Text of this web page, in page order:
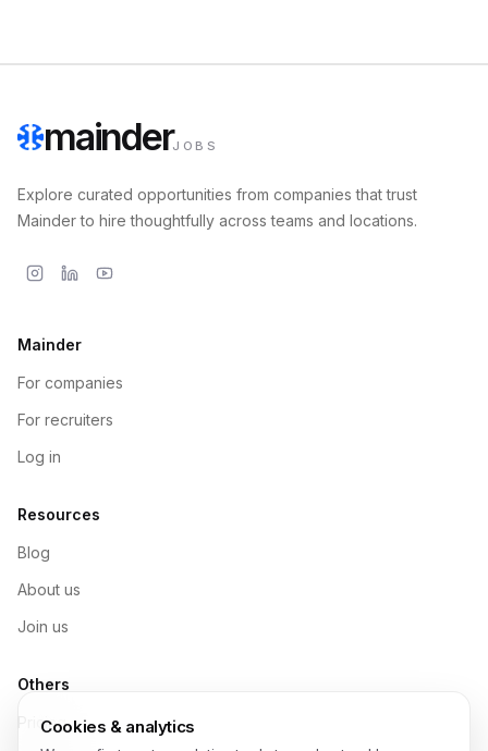
mainderJOBS
Explore curated opportunities from companies that trust
Mainder to hire thoughtfully across teams and locations.
Mainder
For companies
For recruiters
Log in
Resources
Blog
About us
Join us
Others
Pricing
Cookies & analytics